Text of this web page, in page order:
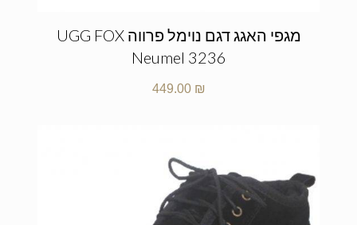
מגפי האגג דגם נוימל פרווה UGG FOX
Neumel 3236
449.00 ₪